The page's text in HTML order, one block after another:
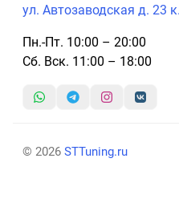
ул. Автозаводская д. 23
Пн.-Пт. 10:00 – 20:00
Сб. Вск. 11:00 – 18:00
© 2026 STTuning.ru